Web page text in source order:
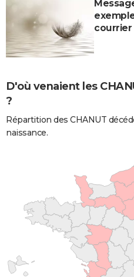
courrier
D'où venaient les
?
Répartition des CHANUT
naissance.